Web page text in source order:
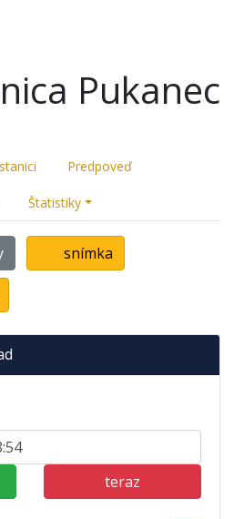
Pukanec
Predpoveď
Štatistiky
snímka
teraz